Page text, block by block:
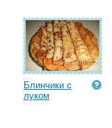
Блинчики с
луком